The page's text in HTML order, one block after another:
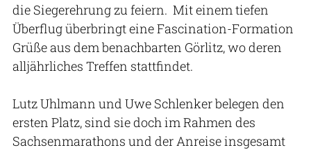
die Siegerehrung zu feiern. Mit einem tiefen
Überflug überbringt eine Fascination-Formation
Grüße aus dem benachbarten Görlitz, wo deren
alljährliches Treffen stattfindet.
Lutz Uhlmann und Uwe Schlenker belegen den
ersten Platz, sind sie doch im Rahmen des
Sachsenmarathons und der Anreise insgesamt